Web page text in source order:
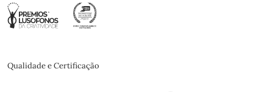
Qualidade e Certificação